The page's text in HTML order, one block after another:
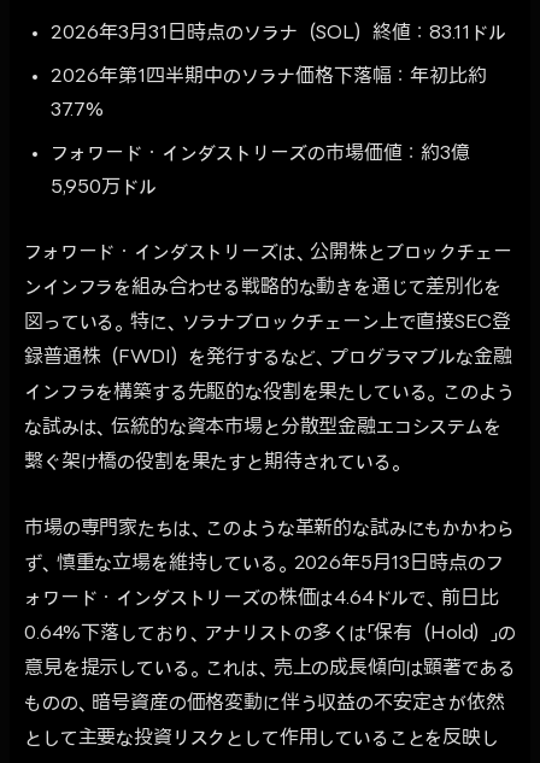
2026年3月31日時点のソラナ（SOL）終値：83.11ドル
2026年第1四半期中のソラナ価格下落幅：年初比約
37.7%
フォワード・インダストリーズの市場価値：約3億
5,950万ドル
フォワード・インダストリーズは、公開株とブロックチェー
ンインフラを組み合わせる戦略的な動きを通じて差別化を
図っている。特に、ソラナブロックチェーン上で直接SEC登
録普通株（FWDI）を発行するなど、プログラマブルな金融
インフラを構築する先駆的な役割を果たしている。このよう
な試みは、伝統的な資本市場と分散型金融エコシステムを
繋ぐ架け橋の役割を果たすと期待されている。
市場の専門家たちは、このような革新的な試みにもかかわら
ず、慎重な立場を維持している。2026年5月13日時点のフ
ォワード・インダストリーズの株価は4.64ドルで、前日比
0.64%下落しており、アナリストの多くは「保有（Hold）」の
意見を提示している。これは、売上の成長傾向は顕著である
ものの、暗号資産の価格変動に伴う収益の不安定さが依然
として主要な投資リスクとして作用していることを反映し